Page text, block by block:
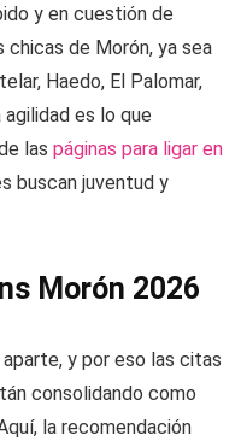
y en cuestión de
chicas de Morón, ya sea
Haedo, El Palomar,
agilidad es lo que
las páginas para ligar en
buscan juventud y
Morón 2026
y por eso las citas
consolidando como
la recomendación